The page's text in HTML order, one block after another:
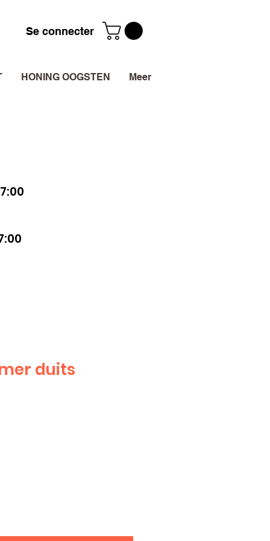
Se connecter
HONING OOGSTEN Meer
duits